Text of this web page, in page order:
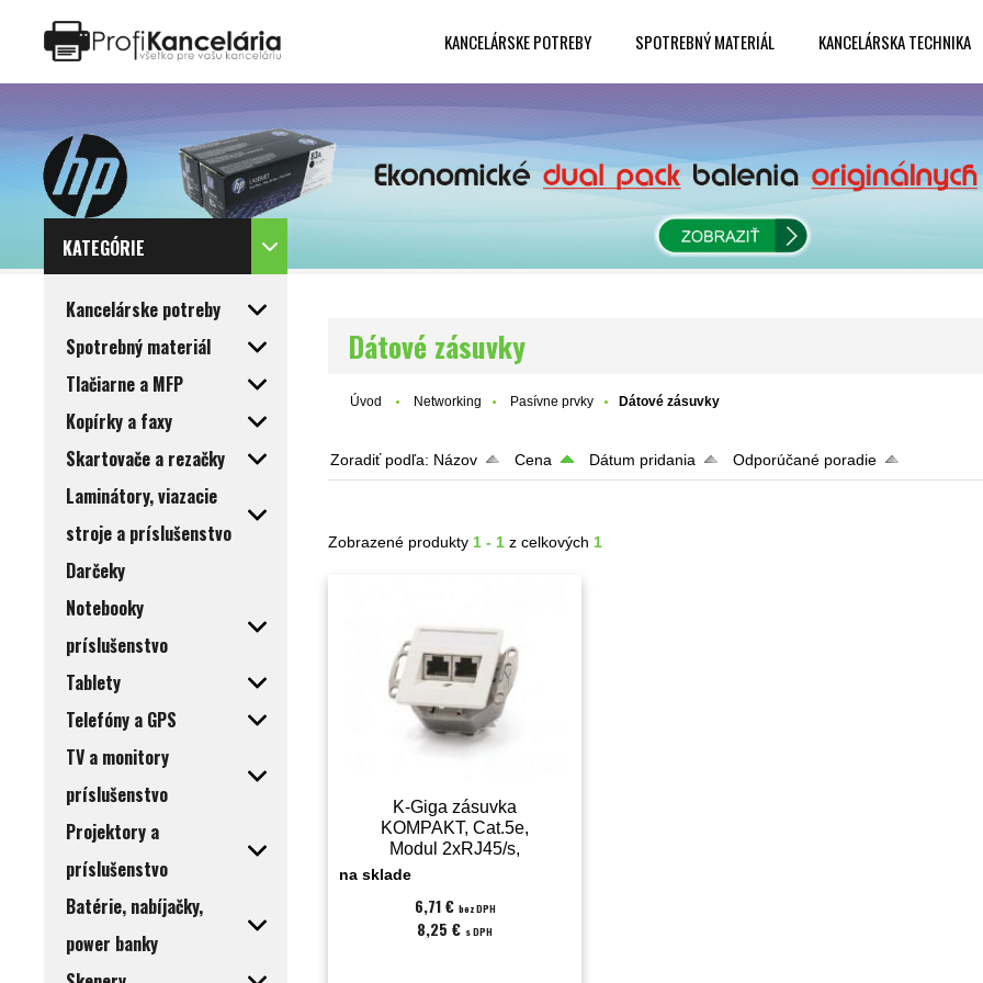
KANCELÁRSKE POTREBY SPOTREBNÝ MATERIÁL KANCELÁRSKA TECHNIKA
KATEGÓRIE
Kancelárske potreby
Spotrebný materiál
Tlačiarne a MFP
Kopírky a faxy
Skartovače a rezačky
Laminátory, viazacie
stroje a príslušenstvo
Darčeky
Notebooky
príslušenstvo
Tablety
Telefóny a GPS
TV a monitory
príslušenstvo
Projektory a
príslušenstvo
Batérie, nabíjačky,
power banky
Dátové zásuvky
Úvod Networking Pasívne prvky Dátové zásuvky
Zoradiť podľa: Názov Cena Dátum pridania Odporúčané poradie
Zobrazené produkty1 - 1 z celkových1
K-Giga zásuvka
KOMPAKT, Cat.5e,
Modul 2xRJ45/s,
podlahová / do žľabu,
na sklade
6,71 € bez DPH
8,25 € s DPH